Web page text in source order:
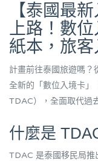
【泰國最
上路！數
紙本，旅客
計畫前往泰國旅遊嗎？
全新的「數位入境卡
TDAC），全面取代過
完成資料填報，否則可
什麼是
TDAC 是泰國移民局推